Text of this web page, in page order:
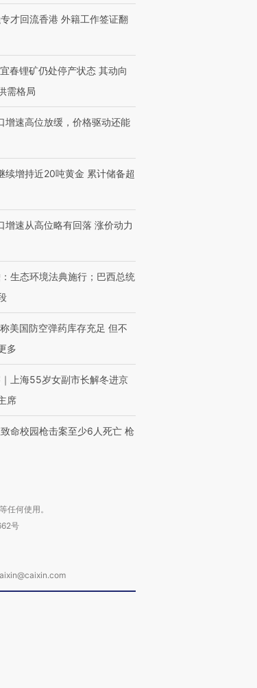
【特别呈现】寻找100种
CFO：不靠规模取胜，华
才回流香港 外籍工作签证翻
春锂矿仍处停产状态 其动向
需格局
增速高位放缓，价格驱动还能
续增持近20吨黄金 累计储备超
增速从高位略有回落 涨价动力
生态环境法典施行；巴西总统
美国防空弹药库存充足 但不
多
｜上海55岁女副市长解冬进京
席
命校园枪击案至少6人死亡 枪
任何使用。
号